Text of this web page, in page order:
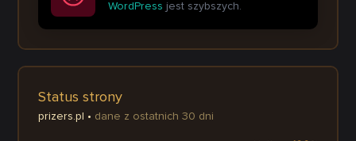
WordPress jest szybszych.
Status strony
prizers.pl • dane z ostatnich 30 dni